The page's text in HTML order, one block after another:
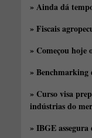
» Ainda dá
» Fiscais
» Começou hoje
» Benchmarking
» Curso visa
indústrias do
» IBGE